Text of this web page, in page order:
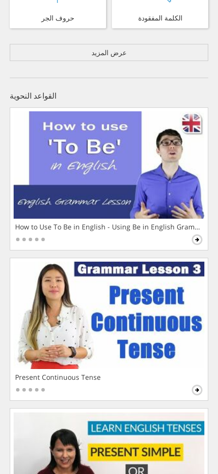
حروف الجر الكلمة المفقودة
عرض المزيد
القواعد النحوية
How to Use To Be in English - Using Be in English Grammar
Present Continuous Tense